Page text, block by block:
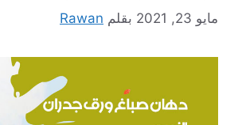
مايو 23, 2021 بقلم Rawan